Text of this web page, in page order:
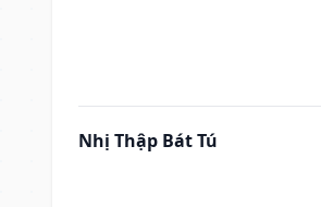
Nhị Thập Bát Tú